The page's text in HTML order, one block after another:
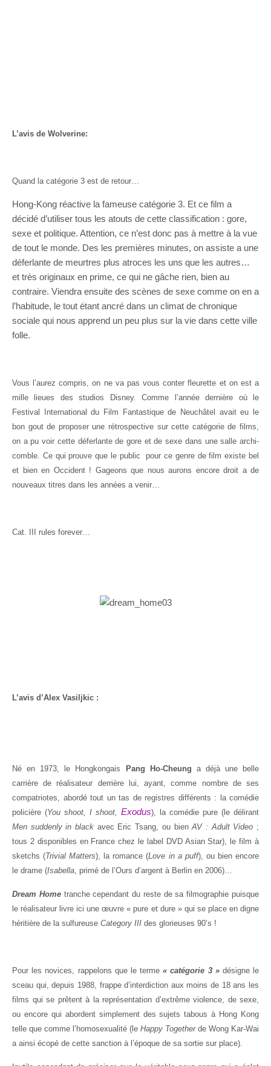
L’avis de Wolverine:
Quand la catégorie 3 est de retour…
Hong-Kong réactive la fameuse catégorie 3. Et ce film a
décidé d’utiliser tous les atouts de cette classification : gore,
sexe et politique. Attention, ce n’est donc pas à mettre à la vue
de tout le monde. Des les premières minutes, on assiste a une
déferlante de meurtres plus atroces les uns que les autres…
et très originaux en prime, ce qui ne gâche rien, bien au
contraire. Viendra ensuite des scènes de sexe comme on en a
l’habitude, le tout étant ancré dans un climat de chronique
sociale qui nous apprend un peu plus sur la vie dans cette ville
folle.
Vous l’aurez compris, on ne va pas vous conter fleurette et on est a
mille lieues des studios Disney. Comme l’année dernière où le
Festival International du Film Fantastique de Neuchâtel avait eu le
bon gout de proposer une rétrospective sur cette catégorie de films,
on a pu voir cette déferlante de gore et de sexe dans une salle archi-
comble. Ce qui prouve que le public pour ce genre de film existe bel
et bien en Occident ! Gageons que nous aurons encore droit a de
nouveaux titres dans les années a venir…
Cat. III rules forever…
L’avis d’Alex Vasiljkic :
Né en 1973, le Hongkongais Pang Ho-Cheung a déjà une belle
carrière de réalisateur derrière lui, ayant, comme nombre de ses
compatriotes, abordé tout un tas de registres différents : la comédie
policière (You shoot, I shoot, Exodus), la comédie pure (le délirant
Men suddenly in black avec Eric Tsang, ou bienAV : Adult Video ;
tous 2 disponibles en France chez le label DVD Asian Star), le film à
sketchs (Trivial Matters), la romance (Love in a puff), ou bien encore
le drame (Isabella, primé de l’Ours d’argent à Berlin en 2006)…
Dream Hometranche cependant du reste de sa filmographie puisque
le réalisateur livre ici une œuvre « pure et dure » qui se place en digne
héritière de la sulfureuse Category III des glorieuses 90’s !
Pour les novices, rappelons que le terme« catégorie 3 »désigne le
sceau qui, depuis 1988, frappe d’interdiction aux moins de 18 ans les
films qui se prêtent à la représentation d’extrême violence, de sexe,
ou encore qui abordent simplement des sujets tabous à Hong Kong
telle que comme l’homosexualité (le Happy Togetherde Wong Kar-Wai
a ainsi écopé de cette sanction à l’époque de sa sortie sur place).